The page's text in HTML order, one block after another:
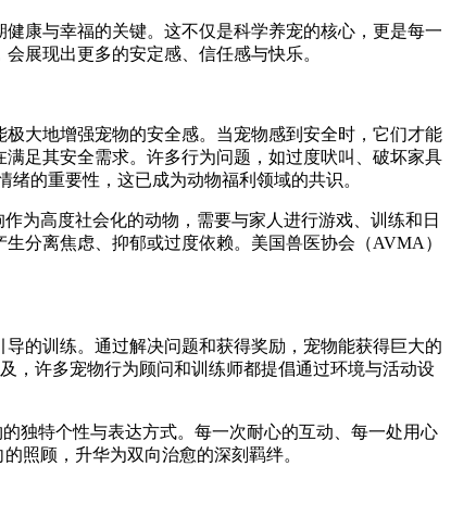
康与幸福的关键。这不仅是科学养宠的核心，更是每一
展现出更多的安定感、信任感与快乐。
大地增强宠物的安全感。当宠物感到安全时，它们才能
足其安全需求。许多行为问题，如过度吠叫、破坏家具
的重要性，这已成为动物福利领域的共识。
为高度社会化的动物，需要与家人进行游戏、训练和日
分离焦虑、抑郁或过度依赖。美国兽医协会（AVMA）
的训练。通过解决问题和获得奖励，宠物能获得巨大的
，许多宠物行为顾问和训练师都提倡通过环境与活动设
独特个性与表达方式。每一次耐心的互动、每一处用心
照顾，升华为双向治愈的深刻羁绊。